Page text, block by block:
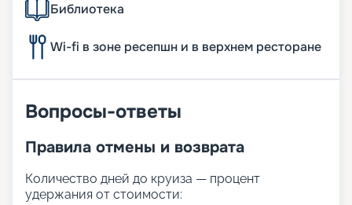
Библиотека
Wi-fi в зоне ресепшн и в верхнем ресторане
Вопросы-ответы
Правила отмены и возврата
Количество дней до круиза — процент
удержания от стоимости: